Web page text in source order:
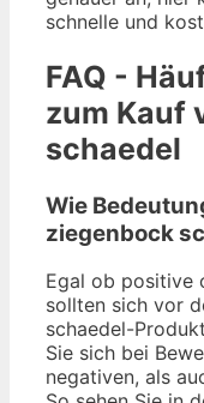
schnelle und
FAQ -
zum Kauf
schaedel
Wie
ziegenbock
Egal ob positive
sollten sich vor
schaedel-
Sie sich bei
negativen, als